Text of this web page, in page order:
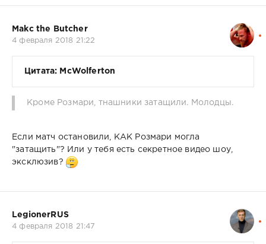
Makc the Butcher
4 февраля 2018 21:22
Цитата: McWolferton
Кроме Розмари, тнашники затащили. Молодцы.
Если матч остановили, КАК Розмари могла
"затащить"? Или у тебя есть секретное видео шоу,
эксклюзив?
LegionerRUS
4 февраля 2018 21:47